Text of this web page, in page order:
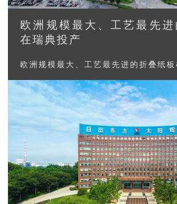
欧洲规模最大、工艺最先
在瑞典投产
欧洲规模最大、工艺最先进的折叠纸